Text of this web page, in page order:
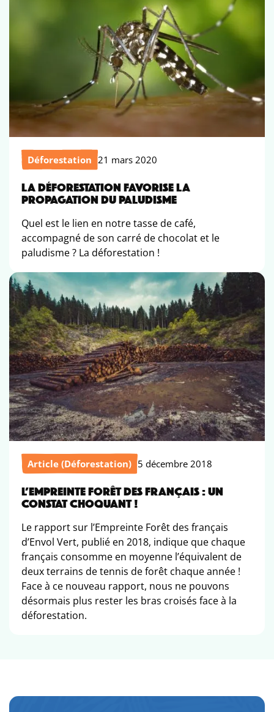
Déforestation 21 mars 2020
LA DÉFORESTATION FAVORISE LA
PROPAGATION DU PALUDISME
Quel est le lien en notre tasse de café,
accompagné de son carré de chocolat et le
paludisme ? La déforestation !
Article (Déforestation) 5 décembre 2018
L’EMPREINTE FORÊT DES FRANÇAIS : UN
CONSTAT CHOQUANT !
Le rapport sur l’Empreinte Forêt des français
d’Envol Vert, publié en 2018, indique que chaque
français consomme en moyenne l’équivalent de
deux terrains de tennis de forêt chaque année !
Face à ce nouveau rapport, nous ne pouvons
désormais plus rester les bras croisés face à la
déforestation.